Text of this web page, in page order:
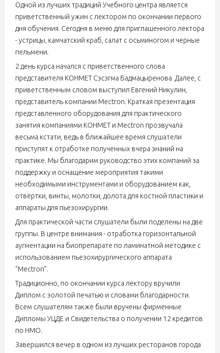
Одной из лучших традиций Учебного центра является
приветственный ужин с лектором по окончании первого
дня обучения. Сегодня в меню для приглашенного лектора
- устрицы, камчатский краб, салат с осьминогом и черные
пельмени.
2 день курса начался с приветственного слова
представителя КОНМЕТ Сэсэгма Бадмацыренова. Далее, с
приветственным словом выступил Евгений Никулин,
представитель компании Mectron. Краткая презентация
представленного оборудования для практического
занятия компаниями КОНМЕТ и Mectron прозвучала
весьма кстати, ведь в ближайшее время слушатели
приступят к отработке полученных вчера знаний на
практике. Мы благодарим руководство этих компаний за
поддержку и оснащение мероприятия такими
необходимыми инструментами и оборудованием как,
отвёртки, винты, молотки, долота для костной пластики и
аппараты для пьезохирургии.
Для практической части слушатели были поделены на две
группы. В центре внимания - отработка горизонтальной
аугментации на биопрепарате по ламинатной методике с
использованием пьезохирургического аппарата
“Mectron”.
Традиционно, по окончании курса лектору вручили
Диплом с золотой печатью и словами благодарности.
Всем слушателям также были вручены фирменные
Дипломы УЦДЕ и Свидетельства о получении 12 кредитов
по НМО.
Завершился вечер в одном из лучших ресторанов города